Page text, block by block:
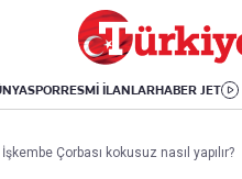
SPORRESMİ İLANLARHABER JET
Yaşam
Sağlık
Yemek
Aktüel
Çorbası kokusuz nasıl yapılır?